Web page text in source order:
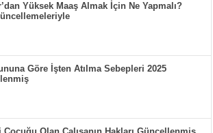
Yüksek Maaş Almak İçin Ne Yapmalı?
Göre İşten Atılma Sebepleri 2025